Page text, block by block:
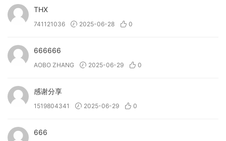
powerful macros designed by KSHMR (Lo-Fi, Tube, Width
& Space).
designed by KSHMR and Excite Audio’s team of
professional sound designers.
importing your own samples.
→ What can Bloom Vocal Choir do?
phrases and cinematic textures.
THX
741121036 2025-06-28 0
666666
AOBO ZHANG 2025-06-29 0
感谢分享
1519804341 2025-06-29 0
666